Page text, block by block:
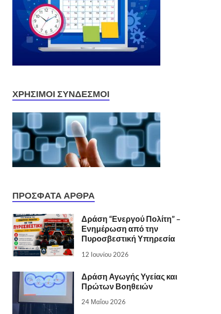
ΧΡΉΣΙΜΟΙ ΣΎΝΔΕΣΜΟΙ
ΠΡΌΣΦΑΤΑ ΆΡΘΡΑ
Δράση “Ενεργού Πολίτη” –
Ενημέρωση από την
Πυροσβεστική Υπηρεσία
12 Ιουνίου 2026
Δράση Αγωγής Υγείας και
Πρώτων Βοηθειών
24 Μαΐου 2026